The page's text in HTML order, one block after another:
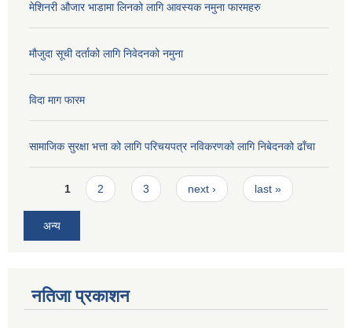
मेशिनरी औजार भाडामा लिनको लागि आवस्यक नमुना फारमहरु
मौजुदा सूची दर्ताको लागि निवेदनको नमुना
विदा माग फारम
सामाजिक सुरक्षा भत्ता को लागि परिचयपत्र नविकरणको लागि निबेदनको ढाँचा
Pages
1 2 3 next › last »
अन्य
नतिजा प्रकाशन